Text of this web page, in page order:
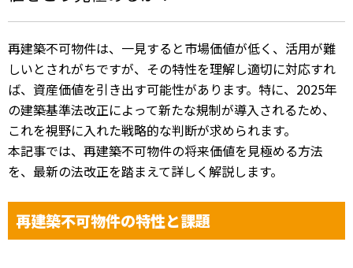
再建築不可物件は、一見すると市場価値が低く、活用が難
しいとされがちですが、その特性を理解し適切に対応すれ
ば、資産価値を引き出す可能性があります。特に、2025年
の建築基準法改正によって新たな規制が導入されるため、
これを視野に入れた戦略的な判断が求められます。
本記事では、再建築不可物件の将来価値を見極める方法
を、最新の法改正を踏まえて詳しく解説します。
再建築不可物件の特性と課題